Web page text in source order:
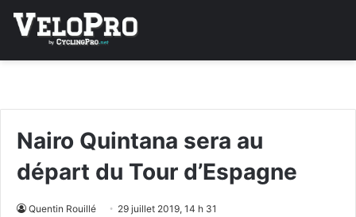
Nairo Quintana sera au
départ du Tour d’Espagne
Quentin Rouillé 29 juillet 2019, 14 h 31